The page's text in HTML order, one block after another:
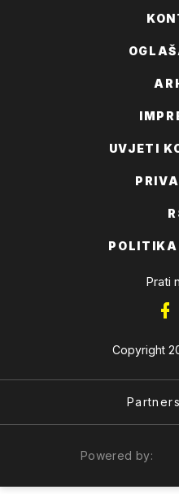
UVJETI
POLITIKA
Prati
Copyright
Powered by: